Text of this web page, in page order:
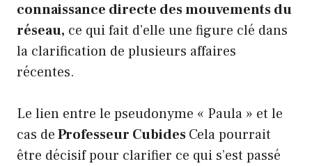
connaissance directe des mouvements du
réseau, ce qui fait d’elle une figure clé dans
la clarification de plusieurs affaires
récentes.
Le lien entre le pseudonyme « Paula » et le
cas deProfesseur CubidesCela pourrait
être décisif pour clarifier ce qui s’est passé